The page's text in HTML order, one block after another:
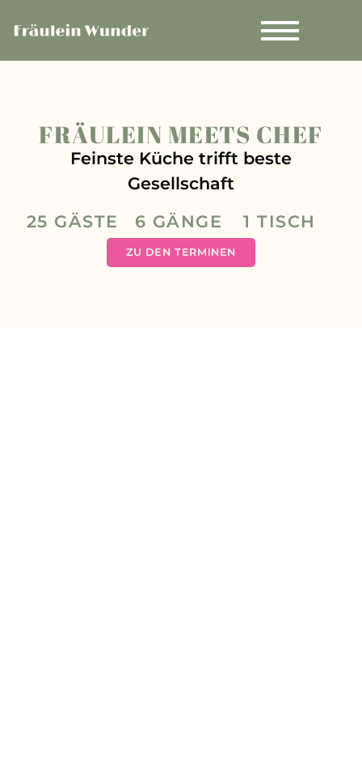
FRÄULEIN MEETS CHEF
Feinste Küche trifft beste
Gesellschaft
25 GÄSTE
6 GÄNGE 1 TISCH
ZU DEN TERMINEN